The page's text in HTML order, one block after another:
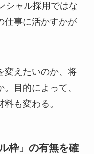
シャル採用ではな
仕事に活かすかが
変えたいのか、将
目的によって、
も変わる。
枠」の有無を確